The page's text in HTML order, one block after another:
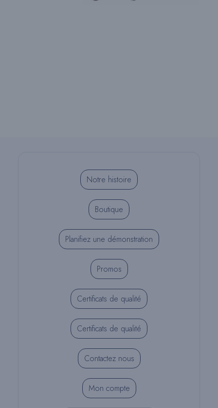
Notre histoire
Boutique
Planifiez une démonstration
Promos
Certificats de qualité
Certificats de qualité
Contactez nous
Mon compte